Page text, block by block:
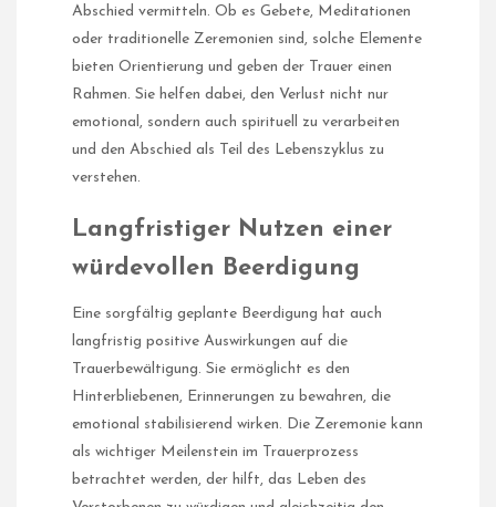
Abschied vermitteln. Ob es Gebete, Meditationen
oder traditionelle Zeremonien sind, solche Elemente
bieten Orientierung und geben der Trauer einen
Rahmen. Sie helfen dabei, den Verlust nicht nur
emotional, sondern auch spirituell zu verarbeiten
und den Abschied als Teil des Lebenszyklus zu
verstehen.
Langfristiger Nutzen einer
würdevollen Beerdigung
Eine sorgfältig geplante Beerdigung hat auch
langfristig positive Auswirkungen auf die
Trauerbewältigung. Sie ermöglicht es den
Hinterbliebenen, Erinnerungen zu bewahren, die
emotional stabilisierend wirken. Die Zeremonie kann
als wichtiger Meilenstein im Trauerprozess
betrachtet werden, der hilft, das Leben des